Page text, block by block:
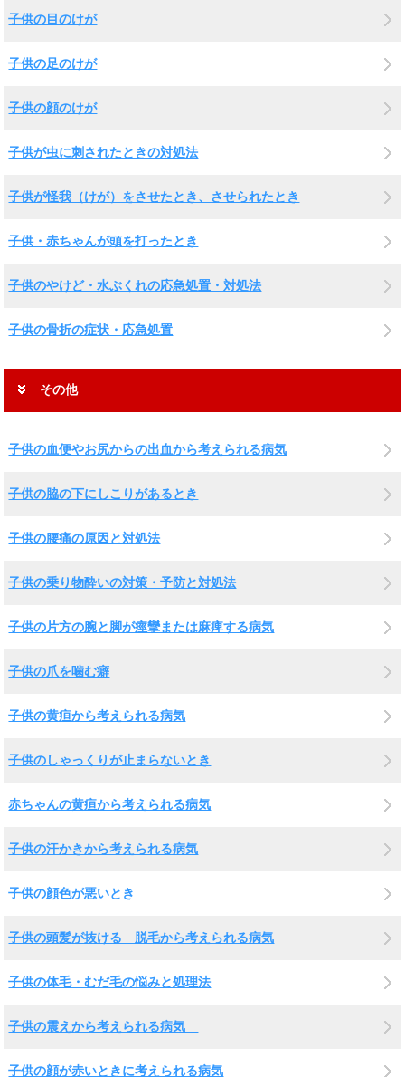
子供の目のけが
子供の足のけが
子供の顔のけが
子供が虫に刺されたときの対処法
子供が怪我（けが）をさせたとき、させられたとき
子供・赤ちゃんが頭を打ったとき
子供のやけど・水ぶくれの応急処置・対処法
子供の骨折の症状・応急処置
その他
子供の血便やお尻からの出血から考えられる病気
子供の脇の下にしこりがあるとき
子供の腰痛の原因と対処法
子供の乗り物酔いの対策・予防と対処法
子供の片方の腕と脚が痙攣または麻痺する病気
子供の爪を噛む癖
子供の黄疸から考えられる病気
子供のしゃっくりが止まらないとき
赤ちゃんの黄疸から考えられる病気
子供の汗かきから考えられる病気
子供の顔色が悪いとき
子供の頭髪が抜ける 脱毛から考えられる病気
子供の体毛・むだ毛の悩みと処理法
子供の震えから考えられる病気
子供の顔が赤いときに考えられる病気